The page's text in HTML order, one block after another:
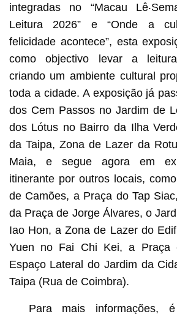
integradas no “Macau
Leitura 2026” e “Onde a
felicidade acontece”, esta
como objectivo levar a
criando um ambiente cultural
toda a cidade. A exposição já
dos Cem Passos no Jardim de
dos Lótus no Bairro da Ilha
da Taipa, Zona de Lazer da
Maia, e segue agora em
itinerante por outros locais,
de Camões, a Praça do Tap
da Praça de Jorge Álvares, o
Iao Hon, a Zona de Lazer do
Yuen no Fai Chi Kei, a Praça
Espaço Lateral do Jardim da
Taipa (Rua de Coimbra).
Para mais informações,